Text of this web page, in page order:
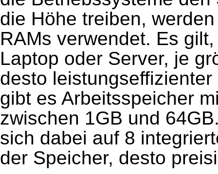
die Höhe treiben,
RAMs verwendet. Es
Laptop oder Server, je
desto
gibt es Arbeitsspeicher
zwischen 1GB und
sich dabei auf 8
der Speicher, desto